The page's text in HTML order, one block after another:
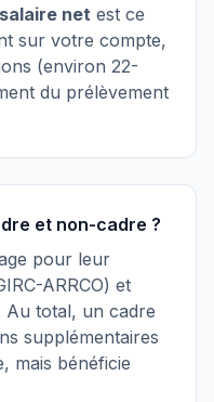
salaire net est ce
sur votre compte,
(environ 22-
du prélèvement
et non-cadre ?
pour leur
ARRCO) et
Au total, un cadre
supplémentaires
mais bénéficie